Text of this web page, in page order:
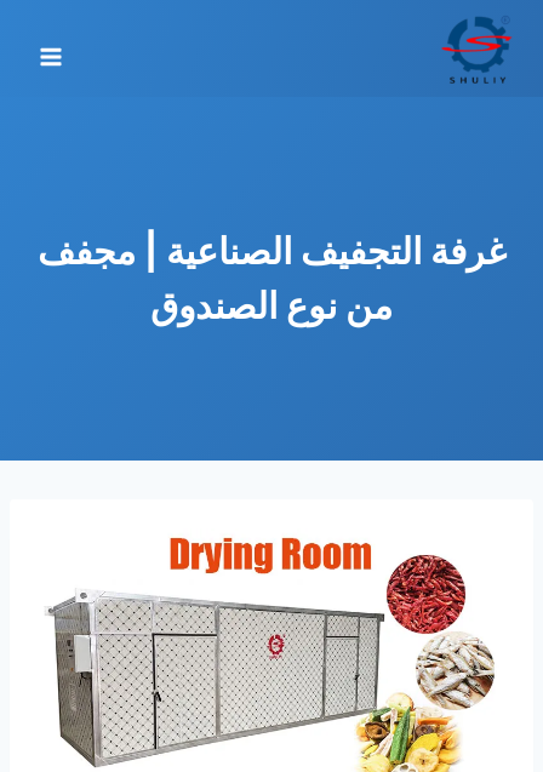
التجاوز
المحتوى
غرفة التجفيف الصناعية | مجفف
من نوع الصندوق